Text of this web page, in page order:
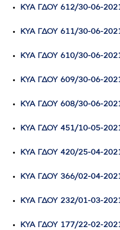
ΚΥΑ ΓΔΟΥ 612/30-06-
ΚΥΑ ΓΔΟΥ 611/30-06-
ΚΥΑ ΓΔΟΥ 610/30-06-
ΚΥΑ ΓΔΟΥ 609/30-06-
ΚΥΑ ΓΔΟΥ 608/30-06-
ΚΥΑ ΓΔΟΥ 451/10-05-
ΚΥΑ ΓΔΟΥ 420/25-04-
KYA ΓΔΟΥ 366/02-04-
ΚΥΑ ΓΔΟΥ 232/01-03-
ΚΥΑ ΓΔΟΥ 177/22-02-